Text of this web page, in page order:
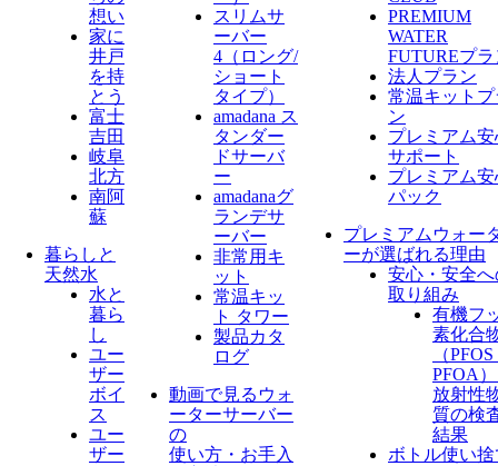
想い
家に
井戸
を持
とう
富士
吉田
岐阜
北方
南阿
蘇
暮らしと
天然水
水と
暮ら
し
ユー
ザー
ボイ
ス
ユー
ザー
スリムサ
ーバー
4（ロング/
ショート
タイプ）
amadana ス
タンダー
ドサーバ
ー
amadanaグ
ランデサ
ーバー
非常用キ
ット
常温キッ
ト タワー
製品カタ
ログ
動画で見るウォ
ーターサーバー
の
使い方・お手入
PREMIUM
WATER
FUTUREプラ
法人プラン
常温キットプ
ン
プレミアム安
サポート
プレミアム安
パック
プレミアムウォー
ーが選ばれる理由
安心・安全へ
取り組み
有機フ
素化合
（
PFOA
放射性
質の検
結果
ボトル使い捨